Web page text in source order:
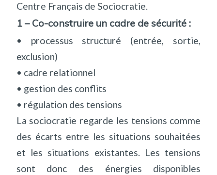
Centre Français de Sociocratie.
1 – Co-construire un cadre de sécurité :
• processus structuré (entrée, sortie,
exclusion)
• cadre relationnel
• gestion des conflits
• régulation des tensions
La sociocratie regarde les tensions comme
des écarts entre les situations souhaitées
et les situations existantes. Les tensions
sont donc des énergies disponibles